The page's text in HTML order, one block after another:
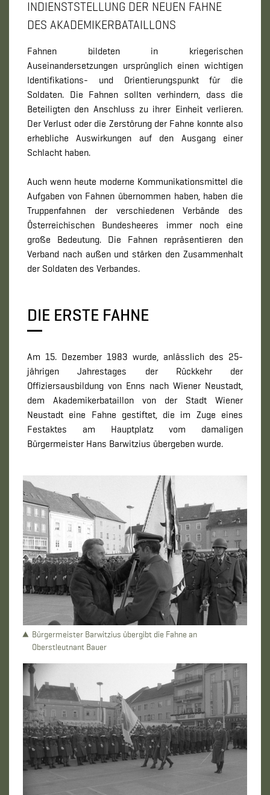
INDIENSTSTELLUNG DER NEUEN FAHNE
DES AKADEMIKERBATAILLONS
Fahnen bildeten in kriegerischen
Auseinandersetzungen ursprünglich einen wichtigen
Identifikations- und Orientierungspunkt für die
Soldaten. Die Fahnen sollten verhindern, dass die
Beteiligten den Anschluss zu ihrer Einheit verlieren.
Der Verlust oder die Zerstörung der Fahne konnte also
erhebliche Auswirkungen auf den Ausgang einer
Schlacht haben.
Auch wenn heute moderne Kommunikationsmittel die
Aufgaben von Fahnen übernommen haben, haben die
Truppenfahnen der verschiedenen Verbände des
Österreichischen Bundesheeres immer noch eine
große Bedeutung. Die Fahnen repräsentieren den
Verband nach außen und stärken den Zusammenhalt
der Soldaten des Verbandes.
DIE ERSTE FAHNE
Am 15. Dezember 1983 wurde, anlässlich des 25-
jährigen Jahrestages der Rückkehr der
Offiziersausbildung von Enns nach Wiener Neustadt,
dem Akademikerbataillon von der Stadt Wiener
Neustadt eine Fahne gestiftet, die im Zuge eines
Festaktes am Hauptplatz vom damaligen
Bürgermeister Hans Barwitzius übergeben wurde.
Bürgermeister Barwitzius übergibt die Fahne an
Oberstleutnant Bauer